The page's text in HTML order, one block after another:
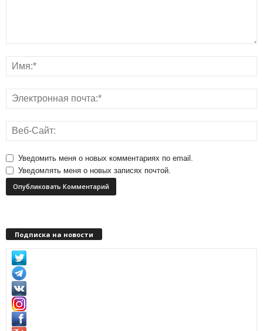
Уведомить меня о новых комментариях по email.
Уведомлять меня о новых записях почтой.
Подписка на новости